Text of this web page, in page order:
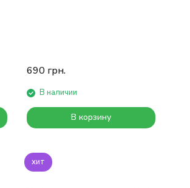
690 грн.
В наличии
В корзину
хит